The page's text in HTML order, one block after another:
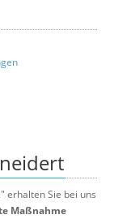
erhalten Sie bei uns
Maßnahme